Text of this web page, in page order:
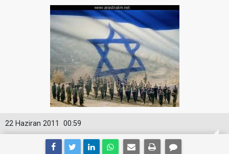
00:59
22 Haziran 2011